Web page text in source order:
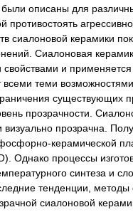
были описаны для
противостоять
сиалоновой керамики
Сиалоновая
и применяется
теми
существующих
прозрачности.
прозрачна.
керамической
Однако процессы
синтеза и
тенденции, методы
сиалоновой